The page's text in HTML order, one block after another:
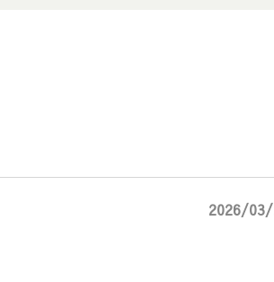
2026/